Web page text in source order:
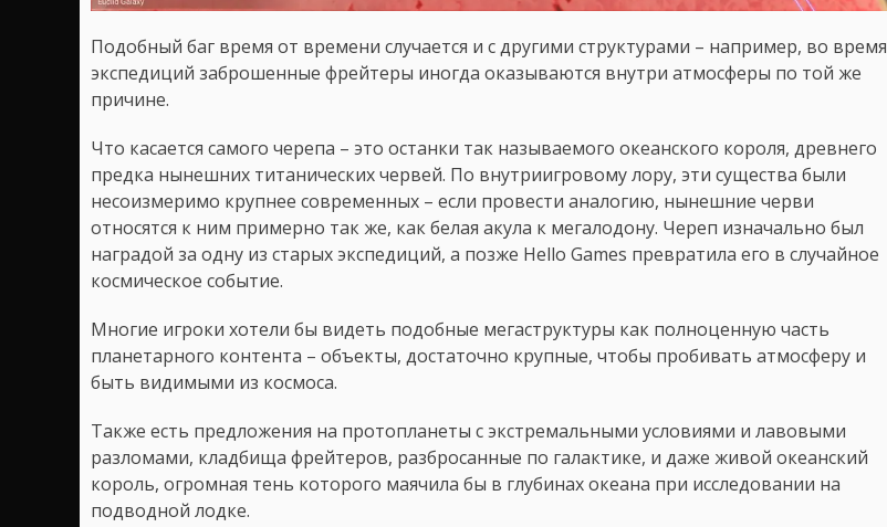
Подобный баг время от времени случается и с другими структурами – например, во время
экспедиций заброшенные фрейтеры иногда оказываются внутри атмосферы по той же
причине.
Что касается самого черепа – это останки так называемого океанского короля, древнего
предка нынешних титанических червей. По внутриигровому лору, эти существа были
несоизмеримо крупнее современных – если провести аналогию, нынешние черви
относятся к ним примерно так же, как белая акула к мегалодону. Череп изначально был
наградой за одну из старых экспедиций, а позже Hello Games превратила его в случайное
космическое событие.
Многие игроки хотели бы видеть подобные мегаструктуры как полноценную часть
планетарного контента – объекты, достаточно крупные, чтобы пробивать атмосферу и
быть видимыми из космоса.
Также есть предложения на протопланеты с экстремальными условиями и лавовыми
разломами, кладбища фрейтеров, разбросанные по галактике, и даже живой океанский
король, огромная тень которого маячила бы в глубинах океана при исследовании на
подводной лодке.